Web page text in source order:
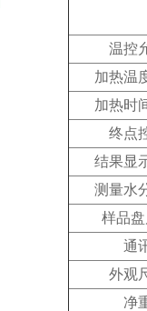
温控
加热温
加热时
终点
结果显
测量水
样品
通
外观
净